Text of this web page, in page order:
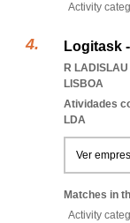
Activity
Logitask
R
LISBOA
Atividades
LDA
Ver
Matches in
Activity